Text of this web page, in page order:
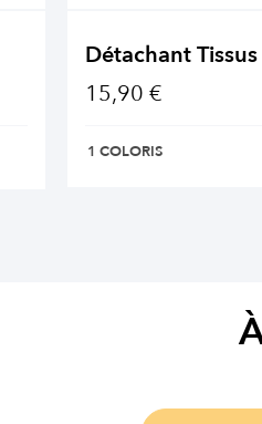
Détachant Tissus
15,90 €
1 COLORIS